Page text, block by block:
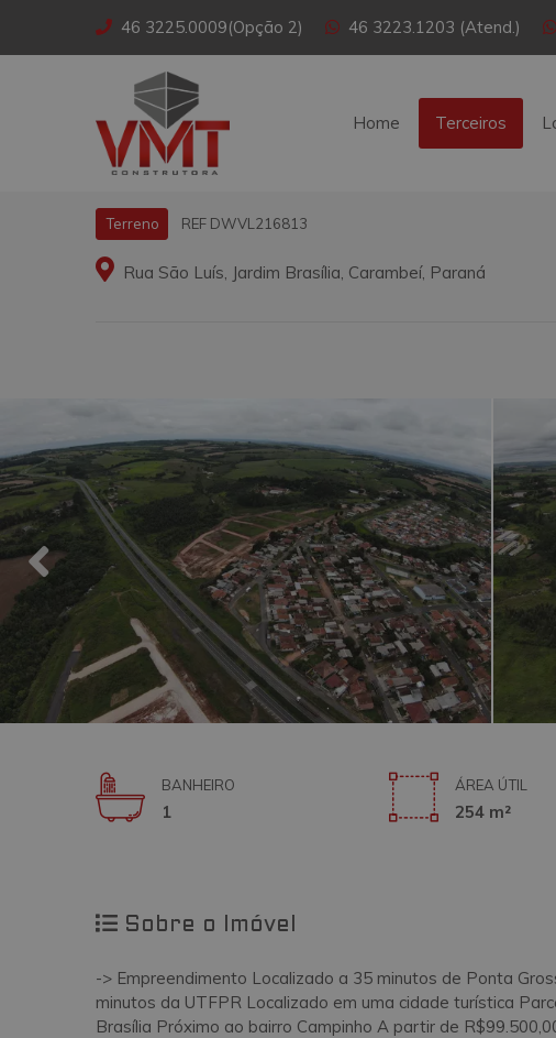
46 3225.0009(Opção 2) 46 3223.1203 (Atend.)
Home Terceiros
Terreno REF DWVL216813
Rua São Luís, Jardim Brasília, Carambeí, Paraná
BANHEIRO
1
ÁREA ÚTIL
254 m²
Sobre o Imóvel
-> Empreendimento Localizado a 35 minutos de Ponta
minutos da UTFPR Localizado em uma cidade turística
Brasília Próximo ao bairro Campinho A partir de